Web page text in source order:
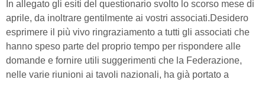
In allegato gli esiti del questionario svolto lo scorso mese di
aprile, da inoltrare gentilmente ai vostri associati.Desidero
esprimere il più vivo ringraziamento a tutti gli associati che
hanno speso parte del proprio tempo per rispondere alle
domande e fornire utili suggerimenti che la Federazione,
nelle varie riunioni ai tavoli nazionali, ha già portato a